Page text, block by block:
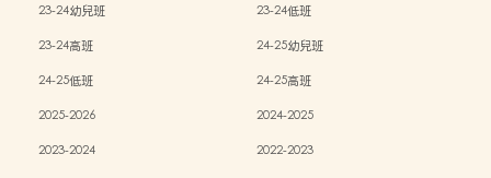
23-24幼兒班
23-24低班
23-24高班
24-25幼兒班
24-25低班
24-25高班
2025-2026
2024-2025
2023-2024
2022-2023